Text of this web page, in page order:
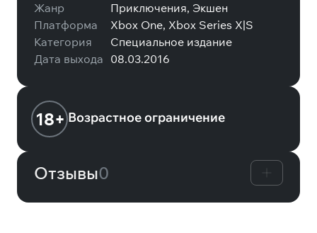
Жанр
Приключения, Экшен
Платформа
Xbox One, Xbox Series X|S
Категория
Специальное издание
Дата выхода 08.03.2016
18+ Возрастное ограничение
Отзывы0